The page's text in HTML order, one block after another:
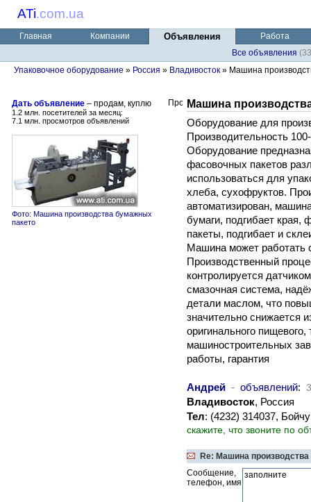
ATi.com.ua
Главная Компании Объявления
Работа
Все объявления
Упаковочное оборудование » Россия » Владивосток » Машина
Дать объявление – продам, куплю
1.2 млн. посетителей за месяц:
7.1 млн. просмотров объявлений
Фото: Машина производства бумажных
пакето
Машина
Оборудование для
Производительность
Оборудование
фасовочных пакетов
использоваться для
хлеба, сухофруктов.
автоматизирован,
бумаги, подгибает края,
пакеты, подгибает и
Машина может работать
Производственный
контролируется
смазочная система,
детали маслом, что
значительно снижается
оригинального пищевого,
машиностроительных
работы, гарантия
Андрей - объявлений:
Владивосток, Россия
Тел: (4232) 314037,
скажите, что звоните по
Re: Машина
Сообщение,
телефон, имя